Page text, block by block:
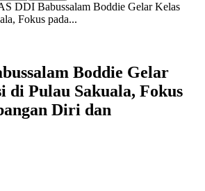
DDI Babussalam Boddie Gelar Kelas
Fokus pada...
Boddie Gelar
di Pulau Sakuala, Fokus
Diri dan